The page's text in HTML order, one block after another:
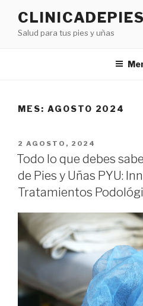
contentSalud para tus pies y uñas
MES: AGOSTO 2024
POSTED
ON
2 AGOSTO, 2024
Todo lo que debes
de Pies y Uñas PYU:
Tratamientos